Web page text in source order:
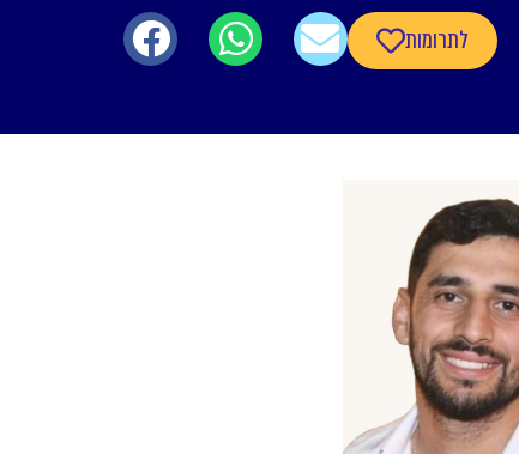
לתרומות